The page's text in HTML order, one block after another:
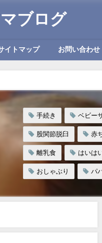
ブログ
イトマップ お問い合わせ
手続き ベビー
股関節脱臼 赤
離乳食 はいは
おしゃぶり パ